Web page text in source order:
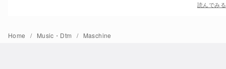
読んでみる
Home Music・Dtm Maschine